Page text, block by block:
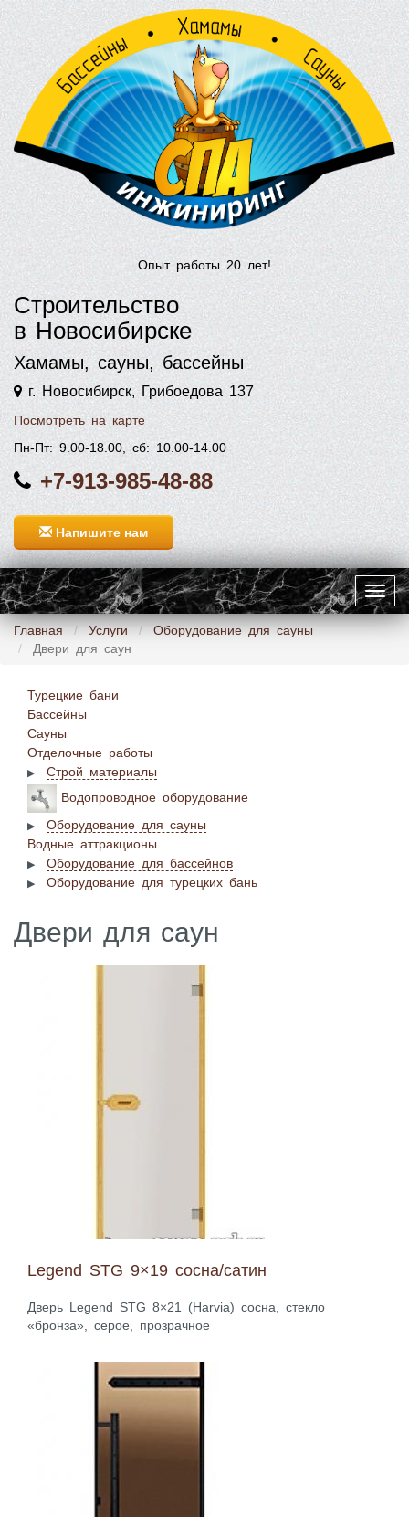
Опыт работы 20 лет!
Строительство
в Новосибирске
Хамамы, сауны, бассейны
г. Новосибирск, Грибоедова 137
Посмотреть на карте
Пн-Пт: 9.00-18.00, сб: 10.00-14.00
+7-913-985-48-88
Напишите нам
Главная
Услуги
Оборудование для сауны
Двери для саун
Турецкие бани
Бассейны
Сауны
Отделочные работы
Строй материалы
Водопроводное оборудование
Оборудование для сауны
Водные аттракционы
Оборудование для бассейнов
Оборудование для турецких бань
Двери для саун
Legend STG 9×19 сосна/сатин
Дверь Legend STG 8×21 (Harvia) сосна, стекло
«бронза», серое, прозрачное